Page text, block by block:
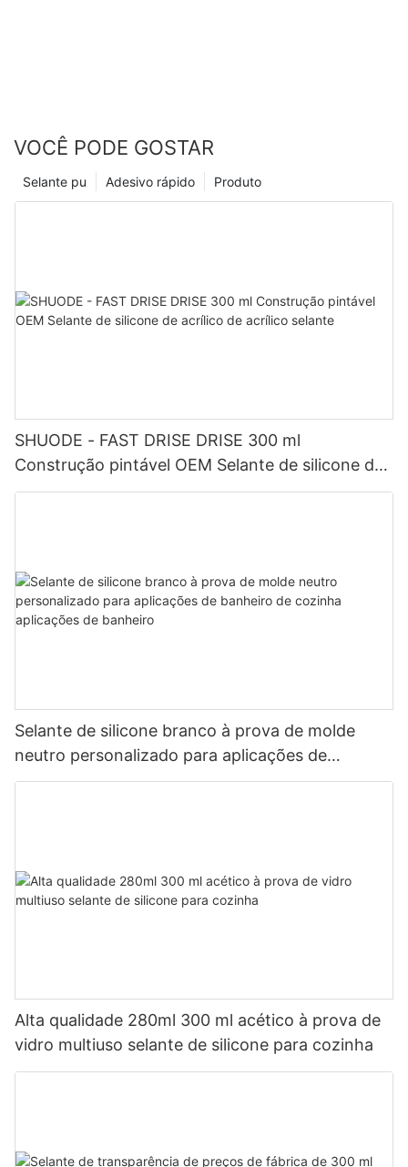
VOCÊ PODE GOSTAR
Produto
Adesivo rápido
Selante pu
SHUODE - FAST DRISE DRISE 300 ml
Construção pintável OEM Selante de silicone de
acrílico de acrílico selante
Selante de silicone branco à prova de molde
neutro personalizado para aplicações de
banheiro de cozinha aplicações de banheiro
Alta qualidade 280ml 300 ml acético à prova de
vidro multiuso selante de silicone para cozinha